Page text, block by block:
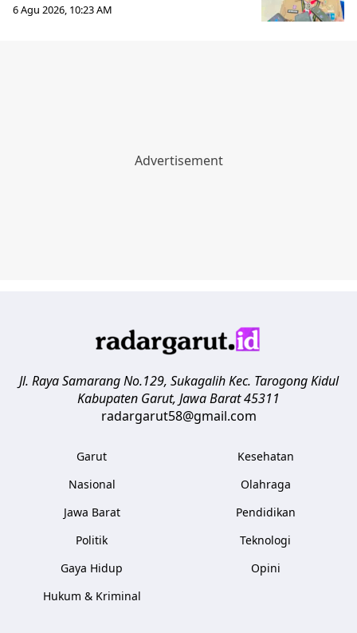
6 Agu 2026, 10:23 AM
Jl. Raya Samarang No.129, Sukagalih Kec. Tarogong Kidul
Kabupaten Garut, Jawa Barat45311
radargarut58@gmail.com
Garut
Nasional
Jawa Barat
Politik
Gaya Hidup
Hukum & Kriminal
Kesehatan
Olahraga
Pendidikan
Teknologi
Opini